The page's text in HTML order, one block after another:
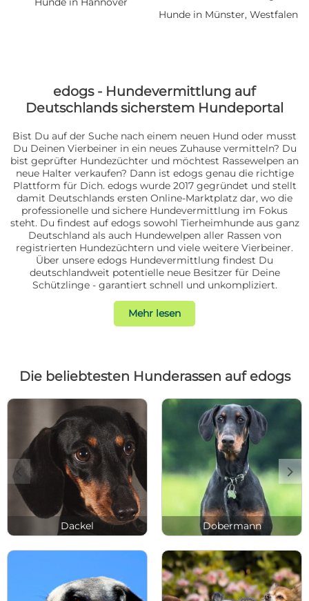
Hunde in Münster, Westfalen
edogs - Hundevermittlung auf
Deutschlands sicherstem Hundeportal
Bist Du auf der Suche nach einem neuen Hund oder musst
Du Deinen Vierbeiner in ein neues Zuhause vermitteln? Du
bist geprüfter Hundezüchter und möchtest Rassewelpen an
neue Halter verkaufen? Dann ist edogs genau die richtige
Plattform für Dich. edogs wurde 2017 gegründet und stellt
damit Deutschlands ersten Online-Marktplatz dar, wo die
professionelle und sichere Hundevermittlung im Fokus
steht. Du findest auf edogs sowohl Tierheimhunde aus ganz
Deutschland als auch Hundewelpen aller Rassen von
registrierten Hundezüchtern und viele weitere Vierbeiner.
Über unsere edogs Hundevermittlung findest Du
deutschlandweit potentielle neue Besitzer für Deine
Schützlinge - garantiert schnell und unkompliziert.
Mehr lesen
Die beliebtesten Hunderassen auf edogs
Dackel Dobermann
c d